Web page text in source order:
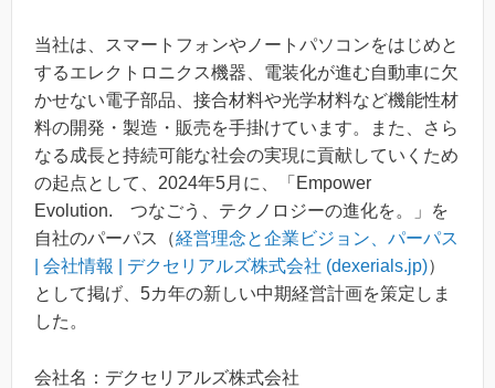
当社は、スマートフォンやノートパソコンをはじめと
するエレクトロニクス機器、電装化が進む自動車に欠
かせない電子部品、接合材料や光学材料など機能性材
料の開発・製造・販売を手掛けています。また、さら
なる成長と持続可能な社会の実現に貢献していくため
の起点として、2024年5月に、「Empower
Evolution. つなごう、テクノロジーの進化を。」を
自社のパーパス（経営理念と企業ビジョン、パーパス
| 会社情報 | デクセリアルズ株式会社 (dexerials.jp)）
として掲げ、5カ年の新しい中期経営計画を策定しま
した。
会社名：デクセリアルズ株式会社